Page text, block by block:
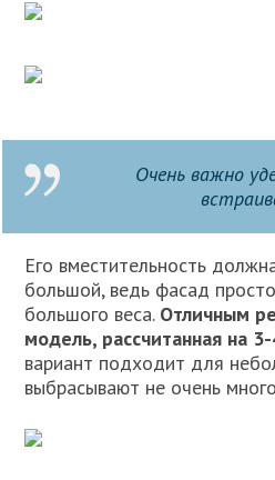
Очень важно
Его вместительность
большой, ведь фасад
большого веса. Отличным
модель, рассчитанная на
вариант подходит для
выбрасывают не очень